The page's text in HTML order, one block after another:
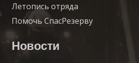
Летопись отряда
Помочь СпасРезерву
Новости